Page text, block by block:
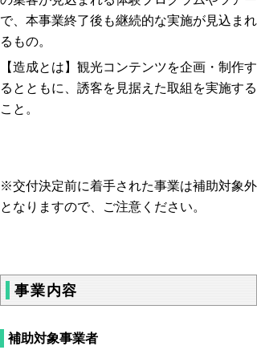
で、本事業終了後も継続的な実施が見込まれ
るもの。
【造成とは】観光コンテンツを企画・制作す
るとともに、誘客を見据えた取組を実施する
こと。
※交付決定前に着手された事業は補助対象外
となりますので、ご注意ください。
事業内容
補助対象事業者